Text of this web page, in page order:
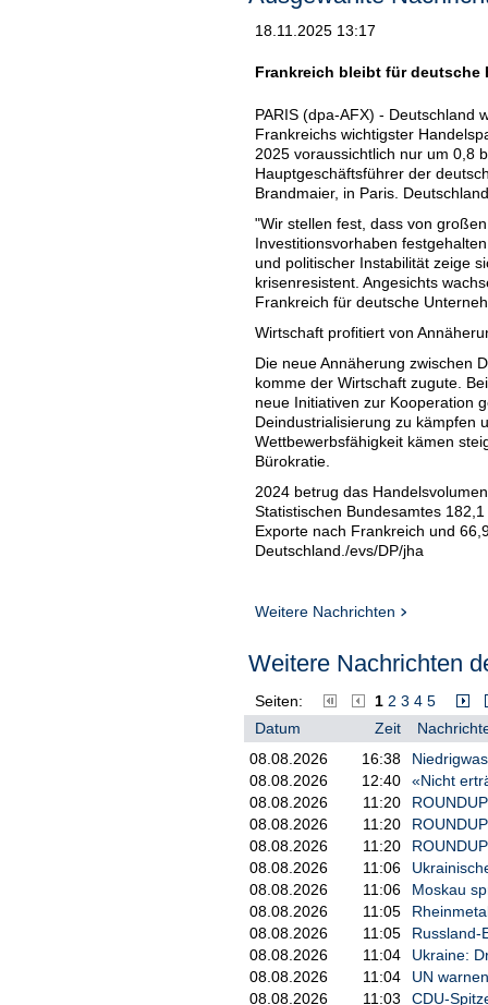
18.11.2025 13:17
Frankreich bleibt für deutsche
PARIS (dpa-AFX) - Deutschland
Frankreichs wichtigster
2025 voraussichtlich nur um 0,8
Hauptgeschäftsführer der
Brandmaier, in Paris.
"Wir stellen fest, dass von
Investitionsvorhaben
und politischer Instabilität zeige
krisenresistent. Angesichts
Frankreich für deutsche
Wirtschaft profitiert von
Die neue Annäherung zwischen
komme der Wirtschaft zugute.
neue Initiativen zur Kooperation
Deindustrialisierung zu kämpfen
Wettbewerbsfähigkeit kämen
Bürokratie.
2024 betrug das
Statistischen Bundesamtes
Exporte nach Frankreich und
Deutschland./evs/DP/jha
Weitere Nachrichten
Weitere Nachrichten
Seiten: 1 2 3 4 5
Datum
Zeit
08.08.2026
16:38
08.08.2026
12:40
«Nicht
08.08.2026
11:20
08.08.2026
11:20
08.08.2026
11:20
08.08.2026
11:06
08.08.2026
11:06
Moskau
08.08.2026
11:05
08.08.2026
11:05
Russland-
08.08.2026
11:04
Ukraine:
08.08.2026
11:04
UN
08.08.2026
11:03
CDU-